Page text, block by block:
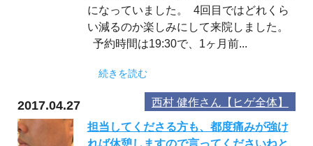
になっていました。 4回目ではどれくら
い減るのか楽しみにして来院しました。
予約時間は19:30で、1ヶ月前...
続きを読む
2017.04.27 西村 健作さん【ヒゲ全体】
担当してくださる方も、都度痛みが強け
れば休憩しますので言ってくださいねと